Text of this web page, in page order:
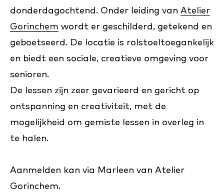
donderdagochtend. Onder leiding van Atelier
Gorinchem wordt er geschilderd, getekend en
geboetseerd. De locatie is rolstoeltoegankelijk
en biedt een sociale, creatieve omgeving voor
senioren.
De lessen zijn zeer gevarieerd en gericht op
ontspanning en creativiteit, met de
mogelijkheid om gemiste lessen in overleg in
te halen.
Aanmelden kan via Marleen van Atelier
Gorinchem.